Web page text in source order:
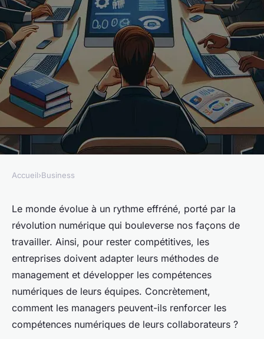
Comment renforcer les
compétences numériques au
sein des équipes de
management ?
Juliette•10 mars 2024• 5 min de lecture
Accueil›Business
Le monde évolue à un rythme effréné, porté par la
révolution numérique qui bouleverse nos façons de
travailler. Ainsi, pour rester compétitives, les
entreprises doivent adapter leurs méthodes de
management et développer les compétences
numériques de leurs équipes. Concrètement,
comment les managers peuvent-ils renforcer les
compétences numériques de leurs collaborateurs ?